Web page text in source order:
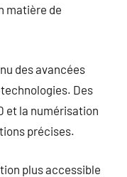
matière de
des avancées
Des
et la numérisation
précises.
plus accessible